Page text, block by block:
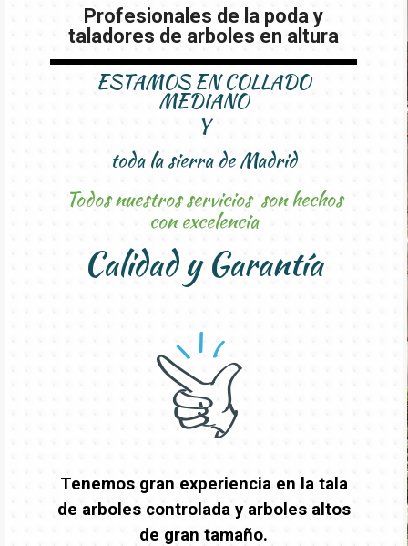
Profesionales de la poda y
taladores de arboles en altura
ESTAMOS EN COLLADO
MEDIANO
Y
toda la sierra de Madrid
Todos nuestros servicios son hechos
con excelencia
Calidad y Garantía
Tenemos gran experiencia en la tala
de arboles controlada y arboles altos
de gran tamaño.